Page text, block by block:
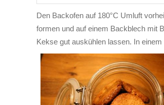
Den Backofen auf 180°C Umluft
formen und auf einem Backblech mit
Kekse gut auskühlen lassen. In